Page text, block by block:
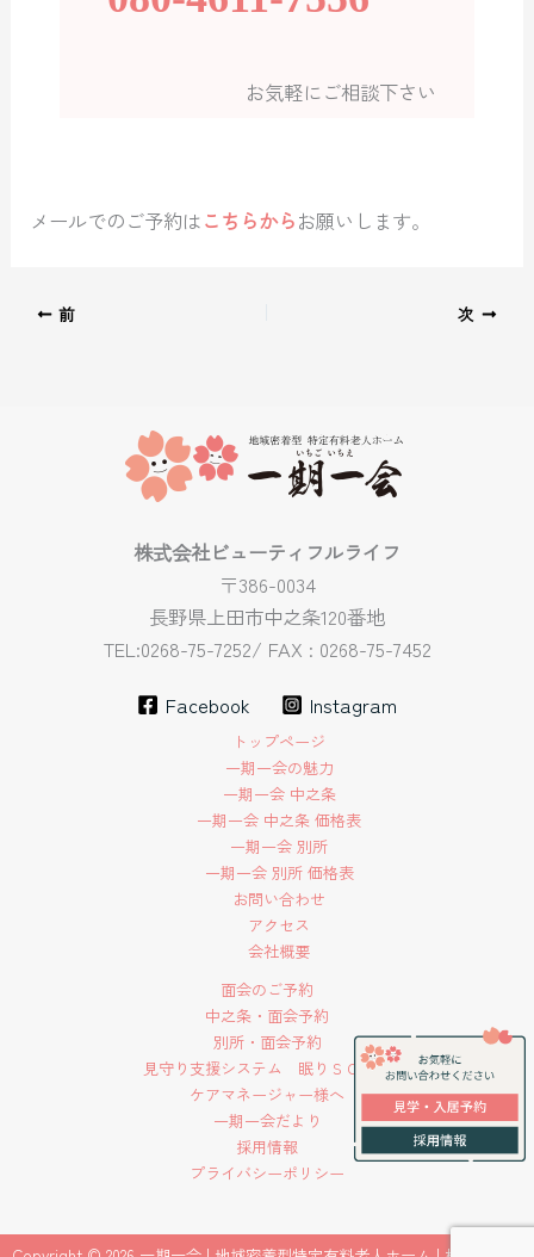
お気軽にご相談下さい
メールでのご予約はこちらからお願いします。
前 次
株式会社ビューティフルライフ
〒386-0034
長野県上田市中之条120番地
TEL:0268-75-7252/ FAX : 0268-75-7452
Facebook
Instagram
トップページ
一期一会の魅力
一期一会 中之条
一期一会 中之条 価格表
一期一会 別所
一期一会 別所 価格表
お問い合わせ
アクセス
会社概要
面会のご予約
中之条・面会予約
別所・面会予約
見守り支援システム 眠りＳＣＡＮ
ケアマネージャー様へ
一期一会だより
採用情報
プライバシーポリシー